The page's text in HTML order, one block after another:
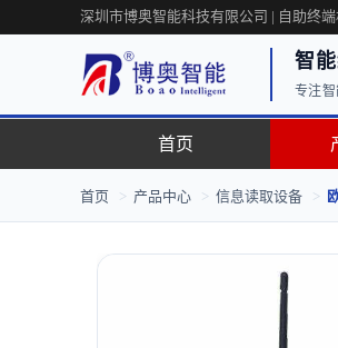
深圳市博奥智能科技有限公司 | 自助终
智
专注
首页
首页 > 产品中心 > 信息读取设备 >